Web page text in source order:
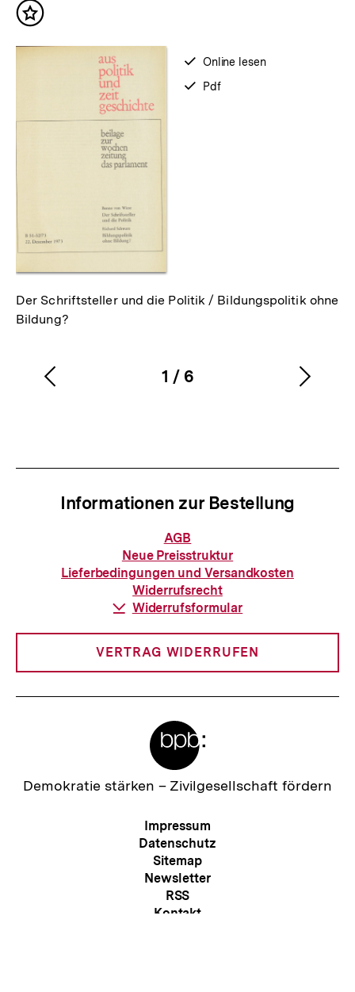
Inhalt
verfügbar
zum
Online lesen
verfügbar
Pdf
Der Schriftsteller und die Politik / Bildungspolitik ohne
Bildung?
Karussellinhalt
1
von
/ 6
Vorherigen
Informationen zur Bestellung
Informationen
zur
Bestellung
AGB
Neue Preisstruktur
Lieferbedingungen und Versandkosten
Widerrufsrecht
Download-
Widerrufsformular
VERTRAG WIDERRUFEN
Zur
Demokratie stärken – Zivilgesellschaft fördern
Meta-
Navigation
Impressum
Datenschutz
Sitemap
Newsletter
RSS
Kontakt